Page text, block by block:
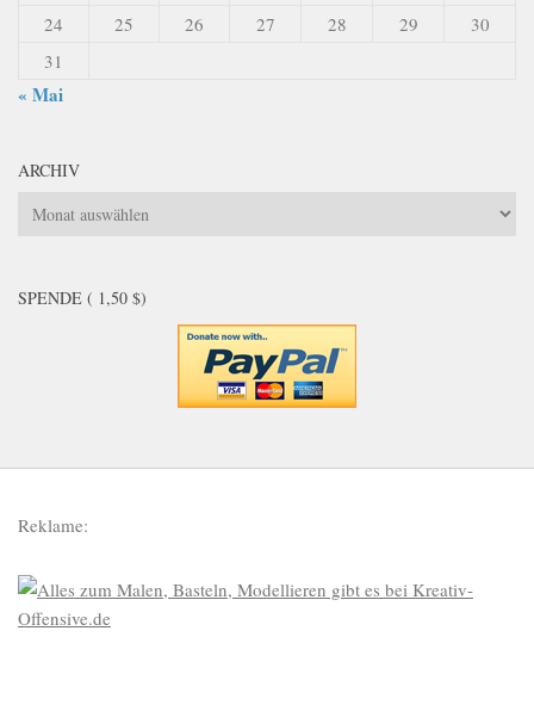
24
25 26 27 28 29
30
31
« Mai
ARCHIV
Archiv
SPENDE ( 1,50 $)
Reklame: